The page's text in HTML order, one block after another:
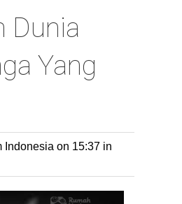
Dunia
Yang
Indonesia on 15:37 in